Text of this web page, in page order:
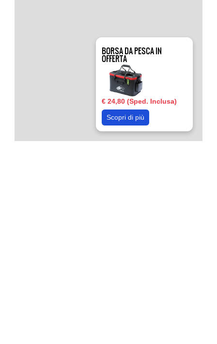
BORSA DA PESCA IN
OFFERTA
€ 24,80 (Sped. Inclusa)
Scopri di più